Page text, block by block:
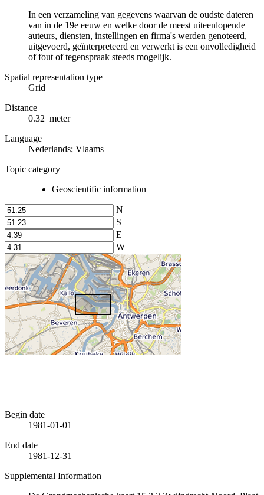
In een verzameling van gegevens waarvan de oudste dateren
van in de 19e eeuw en welke door de meest uiteenlopende
auteurs, diensten, instellingen en firma's werden genoteerd,
uitgevoerd, geïnterpreteerd en verwerkt is een onvolledigheid
of fout of tegenspraak steeds mogelijk.
Spatial representation type
Grid
Distance
0.32 meter
Language
Nederlands; Vlaams
Topic category
Geoscientific information
N
S
E
W
Begin date
1981-01-01
End date
1981-12-31
Supplemental Information